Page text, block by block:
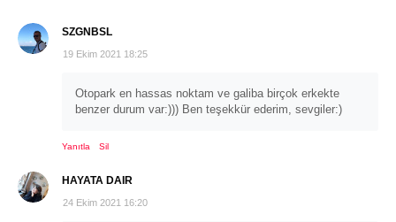
SZGNBSL
19 Ekim 2021 18:25
Otopark en hassas noktam ve galiba birçok erkekte
benzer durum var:))) Ben teşekkür ederim, sevgiler:)
Yanıtla Sil
HAYATA DAIR
24 Ekim 2021 16:20